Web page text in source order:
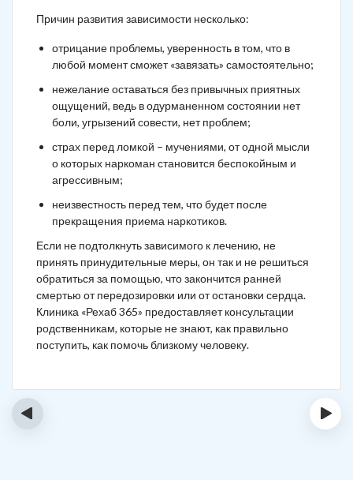
Причин развития зависимости несколько:
отрицание проблемы, уверенность в том, что в
любой момент сможет «завязать» самостоятельно;
нежелание оставаться без привычных приятных
ощущений, ведь в одурманенном состоянии нет
боли, угрызений совести, нет проблем;
страх перед ломкой – мучениями, от одной мысли
о которых наркоман становится беспокойным и
агрессивным;
неизвестность перед тем, что будет после
прекращения приема наркотиков.
Если не подтолкнуть зависимого к лечению, не
принять принудительные меры, он так и не решиться
обратиться за помощью, что закончится ранней
смертью от передозировки или от остановки сердца.
Клиника «Рехаб 365» предоставляет консультации
родственникам, которые не знают, как правильно
поступить, как помочь близкому человеку.
‹ ›